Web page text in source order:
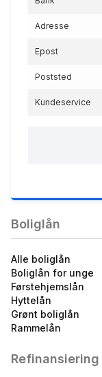
Adresse
Epost
Poststed
Kundeservice
Boliglån
Alle boliglån
Boliglån for unge
Førstehjemslån
Hyttelån
Grønt boliglån
Rammelån
Refinansiering